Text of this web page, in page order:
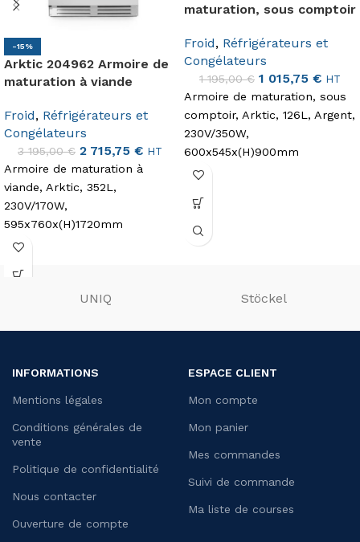
-15%
Arktic 204962 Armoire de
maturation à viande
Froid, Réfrigérateurs et
Congélateurs
3 195,00€ 2 715,75 € HT
Armoire de maturation à
viande, Arktic, 352L,
230V/170W,
595x760x(H)1720mm
maturation, sous comptoir
Froid, Réfrigérateurs et
Congélateurs
1 195,00€ 1 015,75 € HT
Armoire de maturation, sous
comptoir, Arktic, 126L, Argent,
230V/350W,
600x545x(H)900mm
UNIQ Stöckel
INFORMATIONS
Mentions légales
Conditions générales de
vente
Politique de confidentialité
Nous contacter
Ouverture de compte
ESPACE CLIENT
Mon compte
Mon panier
Mes commandes
Suivi de commande
Ma liste de courses